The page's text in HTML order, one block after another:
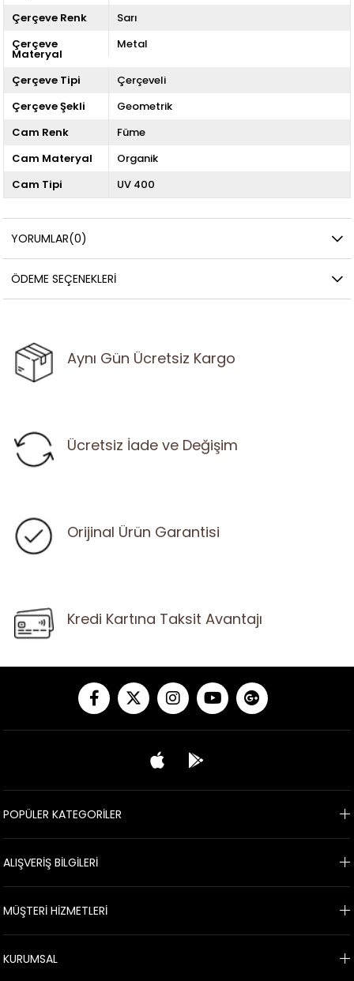
Çerçeve Renk
Sarı
Çerçeve
Materyal
Metal
Çerçeve Tipi
Çerçeveli
Çerçeve Şekli
Geometrik
Cam Renk
Füme
Cam Materyal
Organik
Cam Tipi
UV 400
YORUMLAR(0)
ÖDEME SEÇENEKLERI
Aynı Gün Ücretsiz Kargo
Ücretsiz İade ve Değişim
Orijinal Ürün Garantisi
Kredi Kartına Taksit Avantajı
POPÜLER KATEGORİLER
ALIŞVERİŞ BİLGİLERİ
MÜŞTERİ HİZMETLERİ
KURUMSAL